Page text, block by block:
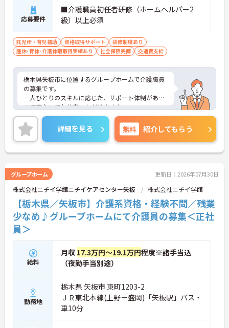
応募要件
■介護職員初任者研修（ホームヘルパー2
級）以上必須
託児所・育児補助 資格取得サポート
研修制度あり
産休･育休･介護休暇取得実績あり
社会保険完備 交通費支給
栃木県矢板市に位置するグループホームで介護職員
の募集です。
一人ひとりのスキルに応じた、サポート体制がある
ので安心してお仕事いただけます♪
また、福利厚生が充実しており、長く働きやすい環
境が整っています！
ご興味のある方はご面接のポイントお伝えしますの
でご気軽にお問い合わせください。
詳細を見る 無料 紹介してもらう
グループホーム 更新日：2026年07月30日
株式会社ニチイ学館ニチイケアセンター矢板 株式会社ニチイ学館
【栃木県／矢板市】介護系資格・経験不問／残業
少なめ♪グループホームにて介護員の募集＜正社
員＞
給料
月収 17.3万円～19.1万円程度※諸手当込
（夜勤手当別途）
勤務地
栃木県 矢板市 東町1203-2
ＪＲ東北本線(上野－盛岡)「矢板駅」バス・
車10分